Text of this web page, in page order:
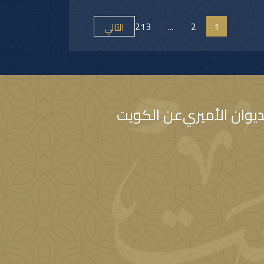
الشقيقة ومؤكدا التطلع الدائم والمشترك لتعزيزها
القائم بين البلدين الشقيقين في شتى المجالات.
1
2
...
213 التالي
الأميريعن الكويت